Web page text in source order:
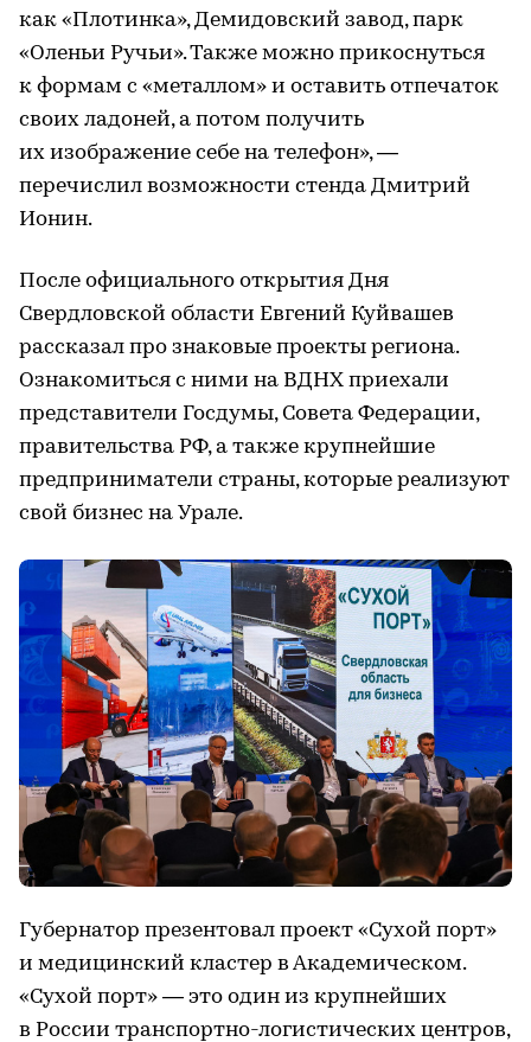
как «Плотинка», Демидовский завод, парк
«Оленьи Ручьи». Также можно прикоснуться
к формам с «металлом» и оставить отпечаток
своих ладоней, а потом получить
их изображение себе на телефон», —
перечислил возможности стенда Дмитрий
Ионин.
После официального открытия Дня
Свердловской области Евгений Куйвашев
рассказал про знаковые проекты региона.
Ознакомиться с ними на ВДНХ приехали
представители Госдумы, Совета Федерации,
правительства РФ, а также крупнейшие
предприниматели страны, которые реализуют
свой бизнес на Урале.
Губернатор презентовал проект «Сухой порт»
и медицинский кластер в Академическом.
«Сухой порт» — это один из крупнейших
в России транспортно-логистических центров,